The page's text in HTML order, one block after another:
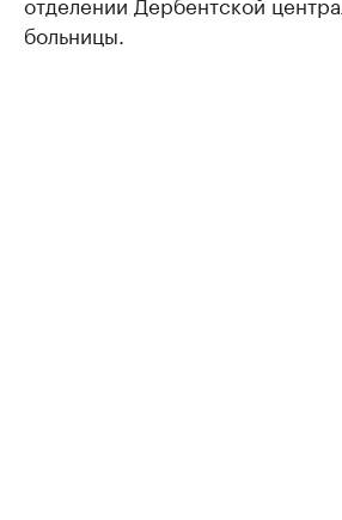
больницы.